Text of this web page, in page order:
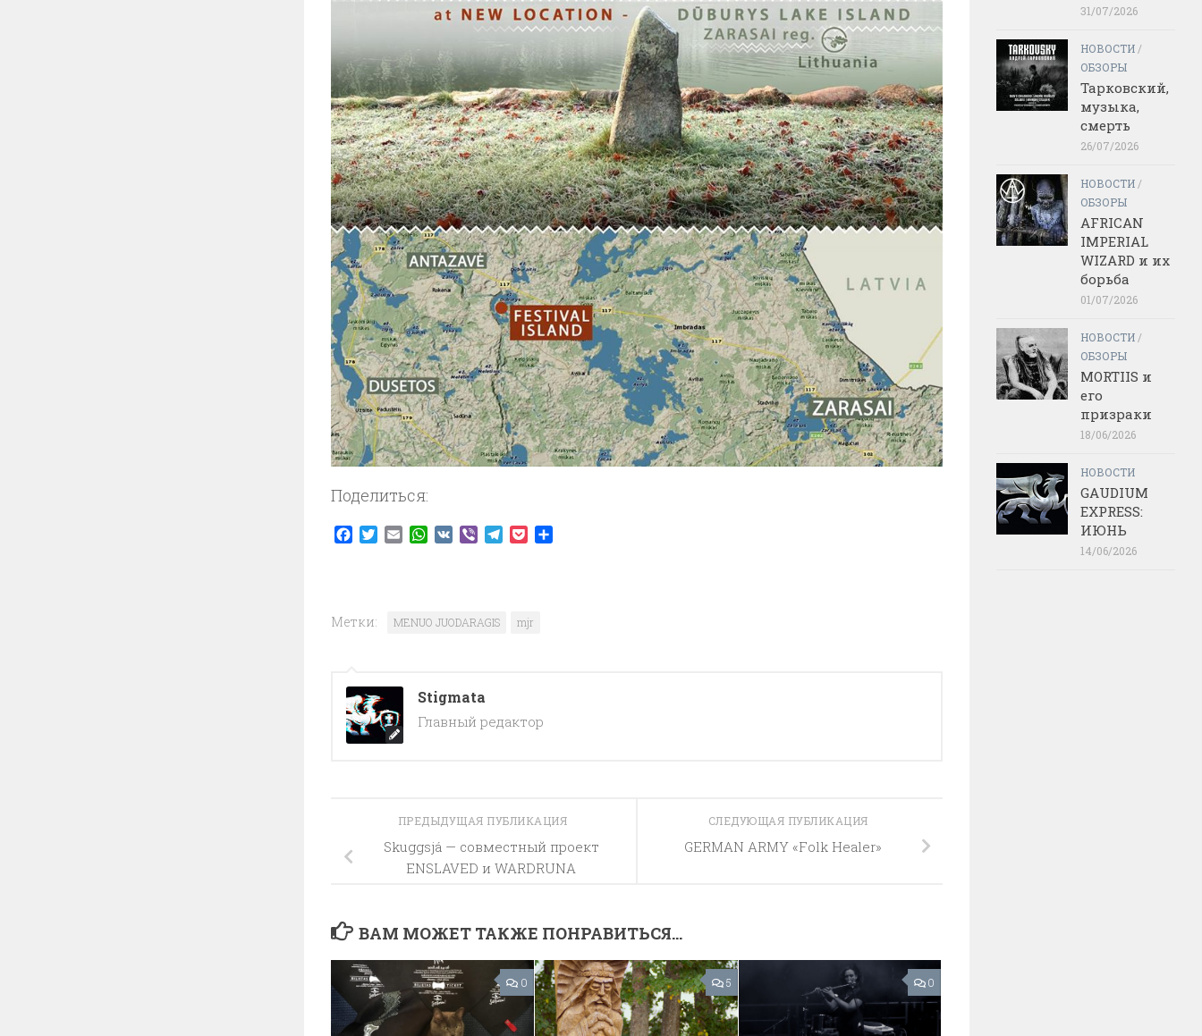
Поделиться:
Facebook
TwitterEmailWhatsApp
VK ViberTelegram
Pocket
Метки: MENUO JUODARAGIS mjr
Stigmata
Главный редактор
СЛЕДУЮЩАЯ ПУБЛИКАЦИЯ
GERMAN ARMY «Folk Healer»
ПРЕДЫДУЩАЯ ПУБЛИКАЦИЯ
Skuggsjá — совместный проект
ENSLAVED и WARDRUNA
ВАМ МОЖЕТ ТАКЖЕ ПОНРАВИТЬСЯ...
0 5 0
31/07/2026
НОВОСТИ /
ОБЗОРЫ
Тарковский,
музыка,
смерть
26/07/2026
НОВОСТИ /
ОБЗОРЫ
AFRICAN
IMPERIAL
WIZARD и их
борьба
01/07/2026
НОВОСТИ /
ОБЗОРЫ
MORTIIS и
его
призраки
18/06/2026
НОВОСТИ
GAUDIUM
EXPRESS:
ИЮНЬ
14/06/2026